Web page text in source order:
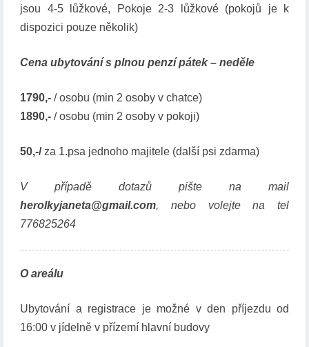
Ž
Ý
U
R
A
L
A
jsou 4-5 lůžkové, Pokoje 2-3 lůžkové (pokojů je k
dispozici pouze několik)
Cena ubytování s plnou penzí pátek – neděle
1790,- / osobu (min 2 osoby v chatce)
1890,- / osobu (min 2 osoby v pokoji)
50,-/za 1.psa jednoho majitele (další psi zdarma)
V případě dotazů pište na mail
herolkyjaneta@gmail.com, nebo volejte na tel
776825264
O areálu
Ubytování a registrace je možné v den příjezdu od
16:00 v jídelně v přízemí hlavní budovy